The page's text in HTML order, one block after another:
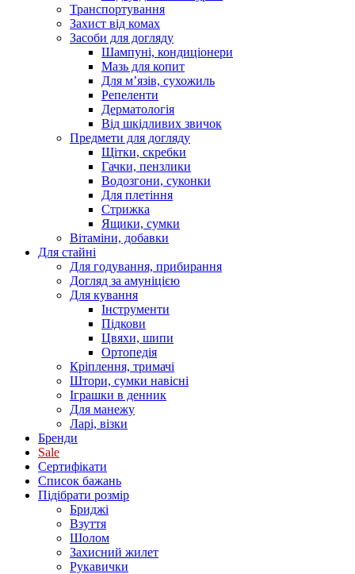
Транспортування
Захист від комах
Засоби для догляду
Шампуні, кондиціонери
Мазь для копит
Для м’язів, сухожиль
Репеленти
Дерматологія
Від шкідливих звичок
Предмети для догляду
Щітки, скребки
Гачки, пензлики
Водозгони, суконки
Для плетіння
Стрижка
Ящики, сумки
Вітаміни, добавки
Для стайні
Для годування, прибирання
Догляд за амуніцією
Для кування
Інструменти
Підкови
Цвяхи, шипи
Ортопедія
Кріплення, тримачі
Штори, сумки навісні
Іграшки в денник
Для манежу
Ларі, візки
Бренди
Sale
Сертифікати
Список бажань
Підібрати розмір
Бриджі
Взуття
Шолом
Захисний жилет
Рукавички